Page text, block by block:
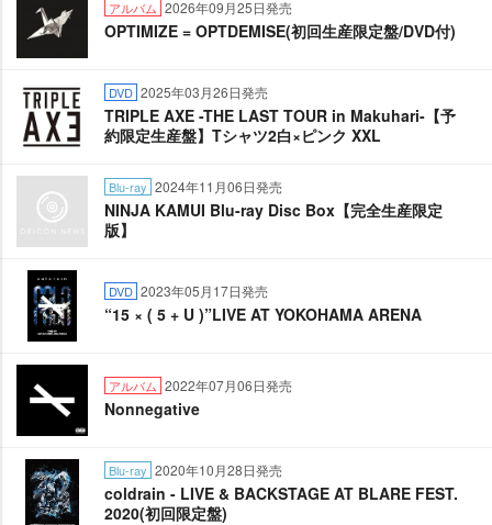
アルバム 2026年09月25日発売
OPTIMIZE = OPTDEMISE(初回生産限定盤/DVD付)
DVD 2025年03月26日発売
TRIPLE AXE -THE LAST TOUR in Makuhari-【予
約限定生産盤】Tシャツ2白×ピンク XXL
Blu-ray 2024年11月06日発売
NINJA KAMUI Blu-ray Disc Box【完全生産限定
版】
DVD 2023年05月17日発売
“15 × ( 5 + U )”LIVE AT YOKOHAMA ARENA
アルバム 2022年07月06日発売
Nonnegative
Blu-ray 2020年10月28日発売
coldrain - LIVE & BACKSTAGE AT BLARE FEST.
2020(初回限定盤)